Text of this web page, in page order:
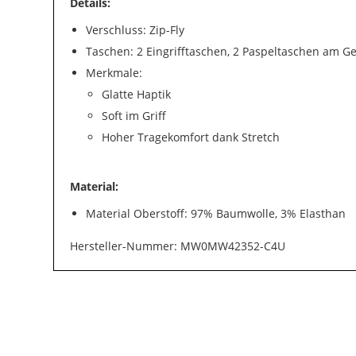
Verschluss: Zip-Fly
Taschen: 2 Eingrifftaschen, 2 Paspeltaschen am
Merkmale:
Glatte Haptik
Soft im Griff
Hoher Tragekomfort dank Stretch
Material:
Material Oberstoff: 97% Baumwolle, 3% Elasthan
Hersteller-Nummer: MW0MW42352-C4U